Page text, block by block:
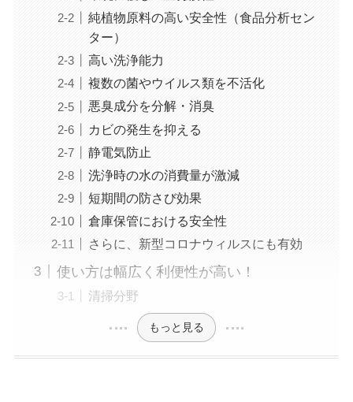
純植物原料の高い安全性（食品分析セン
ター）
高い洗浄能力
複数の菌やウイルス類を不活化
悪臭成分を分解・消臭
カビの発生を抑える
静電気防止
洗浄時の水の消費量が激減
短期間の防さび効果
倉庫保管における安全性
さらに、新型コロナウィルスにも有効
使い方は幅広く利便性が高い！
清掃分野
もっと見る